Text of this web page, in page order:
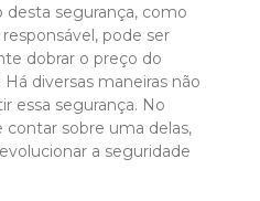
segurança, como
pode ser
dobrar o preço do
diversas maneiras não
essa segurança. No
sobre uma delas,
a seguridade